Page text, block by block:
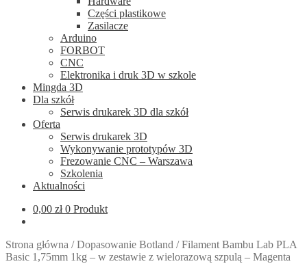
Części plastikowe
Zasilacze
Arduino
FORBOT
CNC
Elektronika i druk 3D w szkole
Mingda 3D
Dla szkół
Serwis drukarek 3D dla szkół
Oferta
Serwis drukarek 3D
Wykonywanie prototypów 3D
Frezowanie CNC – Warszawa
Szkolenia
Aktualności
0,00 zł 0 Produkt
Strona główna /Dopasowanie Botland /Filament Bambu Lab PLA
Basic 1,75mm 1kg – w zestawie z wielorazową szpulą – Magenta